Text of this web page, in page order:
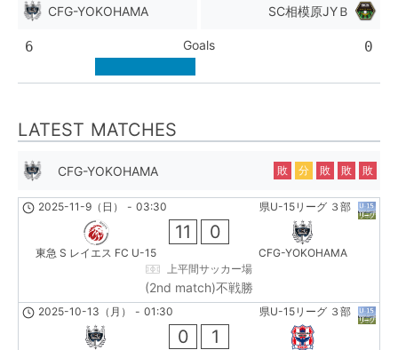
CFG-YOKOHAMA SC相模原JYＢ
6 Goals 0
LATEST MATCHES
CFG-YOKOHAMA 敗 分 敗 敗 敗
県U-15リーグ ３部
2025-11-9（日） - 03:30
東急 S レイエス FC U-15
11 0
CFG-YOKOHAMA
上平間サッカー場
(2nd match)不戦勝
県U-15リーグ ３部
2025-10-13（月） - 01:30
0 1